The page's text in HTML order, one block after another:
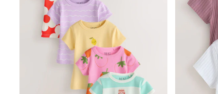
Waterproof
Shackets
Puddlesuits
Gilets
Fleeces
Teddy Borg
Puffers
Snowsuits
All Footwear